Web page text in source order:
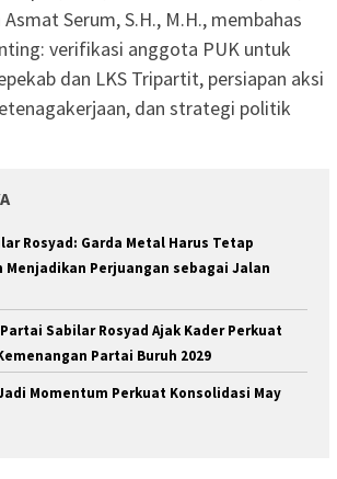
Asmat Serum, S.H., M.H., membahas
verifikasi anggota PUK untuk
dan LKS Tripartit, persiapan aksi
dan strategi politik
Rosyad: Garda Metal Harus Tetap
Menjadikan Perjuangan sebagai Jalan
Sabilar Rosyad Ajak Kader Perkuat
Partai Buruh 2029
Momentum Perkuat Konsolidasi May